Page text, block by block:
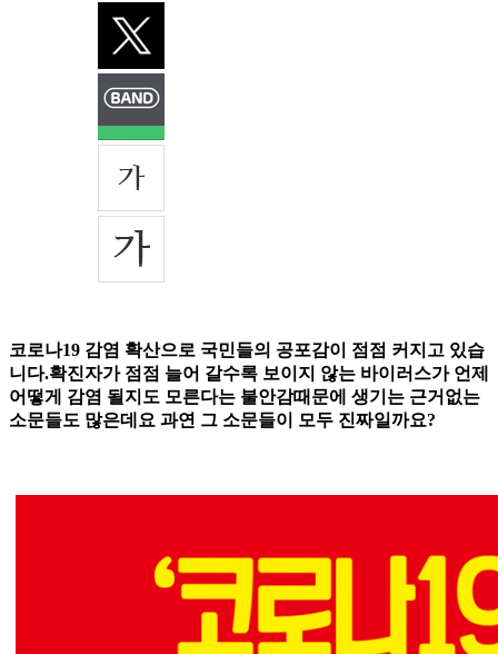
코로나19 감염 확산으로 국민들의 공포감이 점점 커지고 있습
니다.확진자가 점점 늘어 갈수록 보이지 않는 바이러스가 언제
어떻게 감염 될지도 모른다는 불안감때문에 생기는 근거없는
소문들도 많은데요 과연 그 소문들이 모두 진짜일까요?